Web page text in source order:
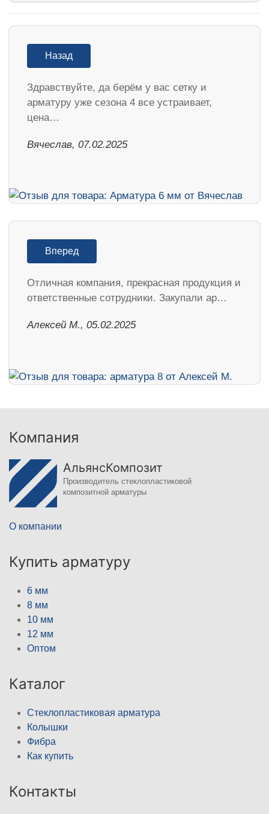
Назад
Здравствуйте, да берём у вас сетку и
арматуру уже сезона 4 все устраивает,
цена…
Вячеслав, 07.02.2025
Вперед
Отличная компания, прекрасная продукция и
ответственные сотрудники. Закупали ар…
Алексей М., 05.02.2025
Компания
АльянсКомпозит
Производитель стеклопластиковой
композитной арматуры
О компании
Купить арматуру
6 мм
8 мм
10 мм
12 мм
Оптом
Каталог
Стеклопластиковая арматура
Колышки
Фибра
Как купить
Контакты